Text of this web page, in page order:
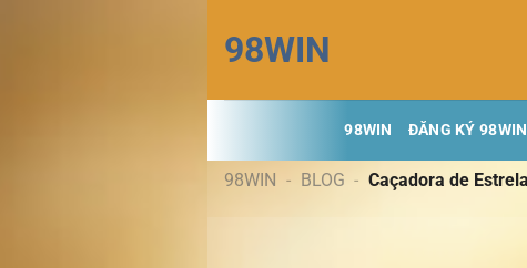
đến
nội
dung
98WIN
98WIN ĐĂNG KÝ 98WIN
98WIN - BLOG - Caçadora de